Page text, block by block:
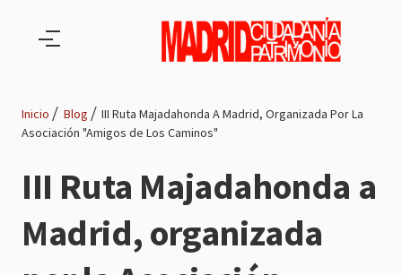
navegación
Inicio Blog
III Ruta Majadahonda A Madrid, Organizada Por La
Asociación "Amigos de Los Caminos"
III Ruta Majadahonda a
Madrid, organizada